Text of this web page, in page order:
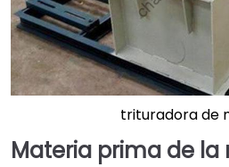
trituradora de
Materia prima de